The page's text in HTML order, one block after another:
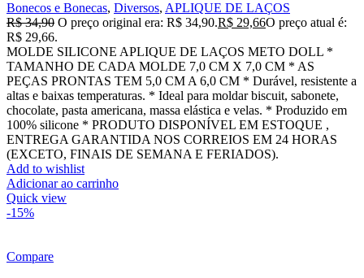
Bonecos e Bonecas, Diversos, APLIQUE DE LAÇOS
R$34,90 O preço original era: R$ 34,90.R$ 29,66O preço atual é:
R$ 29,66.
MOLDE SILICONE APLIQUE DE LAÇOS METO DOLL *
TAMANHO DE CADA MOLDE 7,0 CM X 7,0 CM * AS
PEÇAS PRONTAS TEM 5,0 CM A 6,0 CM * Durável, resistente a
altas e baixas temperaturas. * Ideal para moldar biscuit, sabonete,
chocolate, pasta americana, massa elástica e velas. * Produzido em
100% silicone * PRODUTO DISPONÍVEL EM ESTOQUE ,
ENTREGA GARANTIDA NOS CORREIOS EM 24 HORAS
(EXCETO, FINAIS DE SEMANA E FERIADOS).
Add to wishlist
Adicionar ao carrinho
Quick view
-15%
Compare